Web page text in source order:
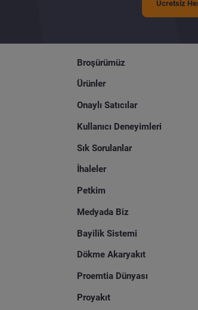
Ücretsiz
Broşürümüz
Ürünler
Onaylı Satıcılar
Kullanıcı Deneyimleri
Sık Sorulanlar
İhaleler
Petkim
Medyada Biz
Bayilik Sistemi
Dökme Akaryakıt
Proemtia Dünyası
Proyakıt